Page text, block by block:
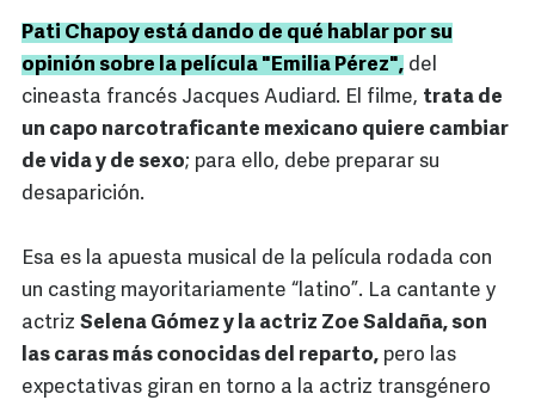
Pati Chapoy está dando de qué hablar por su
opinión sobre la película "Emilia Pérez", del
cineasta francés Jacques Audiard. El filme, trata de
un capo narcotraficante mexicano quiere cambiar
de vida y de sexo; para ello, debe preparar su
desaparición.
Esa es la apuesta musical de la película rodada con
un casting mayoritariamente “latino”. La cantante y
actriz Selena Gómez y la actriz Zoe Saldaña, son
las caras más conocidas del reparto, pero las
expectativas giran en torno a la actriz transgénero